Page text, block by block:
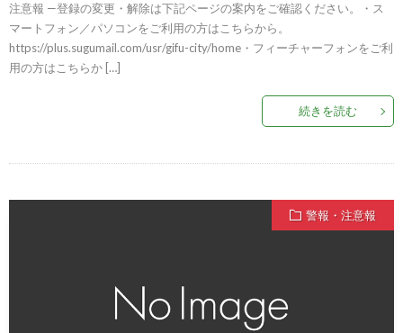
注意報 —登録の変更・解除は下記ページの案内をご確認ください。・ス
マートフォン／パソコンをご利用の方はこちらから。
https://plus.sugumail.com/usr/gifu-city/home・フィーチャーフォンをご利
用の方はこちらか […]
続きを読む
警報・注意報